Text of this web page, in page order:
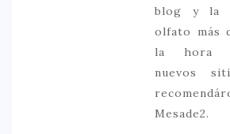
blog y la
olfato más
la hora
nuevos
Mesade2.